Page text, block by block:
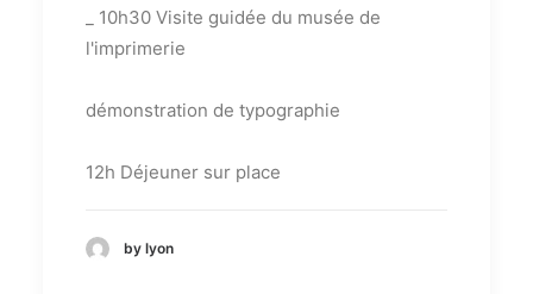
_ 10h30 Visite guidée du musée de
l'imprimerie
démonstration de typographie
12h Déjeuner sur place
by lyon